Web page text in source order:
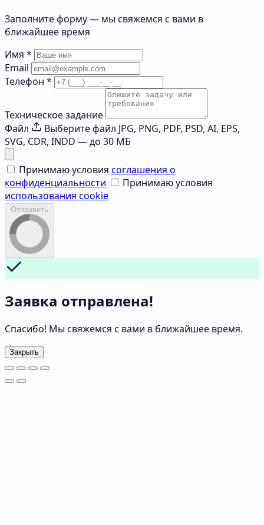
Заполните форму — мы свяжемся с вами в
ближайшее время
Имя *
Email
Телефон *
Техническое задание
Файл
Выберите файл JPG, PNG, PDF, PSD, AI, EPS,
SVG, CDR, INDD — до 30 МБ
Принимаю условия соглашения о
конфиденциальности
Принимаю условия
использования cookie
Отправить
Заявка отправлена!
Спасибо! Мы свяжемся с вами в ближайшее время.
Закрыть